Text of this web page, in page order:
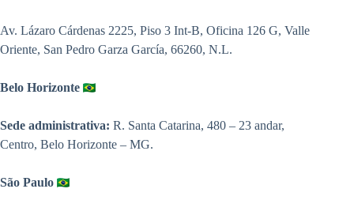
Av. Lázaro Cárdenas 2225, Piso 3 Int-B, Oficina 126 G, Valle
Oriente, San Pedro Garza García, 66260, N.L.
Belo Horizonte
Sede administrativa: R. Santa Catarina, 480 – 23 andar,
Centro, Belo Horizonte – MG.
São Paulo